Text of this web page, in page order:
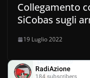
Collegamento
SiCobas sugli
19 Luglio 2022